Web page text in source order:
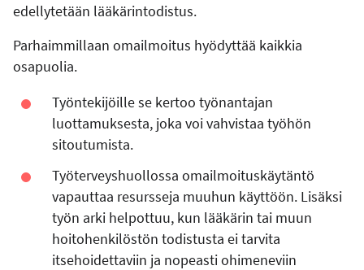
edellytetään lääkärintodistus.
Parhaimmillaan omailmoitus hyödyttää kaikkia
osapuolia.
Työntekijöille se kertoo työnantajan
luottamuksesta, joka voi vahvistaa työhön
sitoutumista.
Työterveyshuollossa omailmoituskäytäntö
vapauttaa resursseja muuhun käyttöön. Lisäksi
työn arki helpottuu, kun lääkärin tai muun
hoitohenkilöstön todistusta ei tarvita
itsehoidettaviin ja nopeasti ohimeneviin